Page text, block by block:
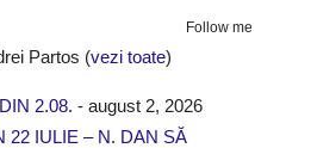
Follow me
Partos (vezi toate)
2.08. - august 2, 2026
22 IULIE – N. DAN SĂ